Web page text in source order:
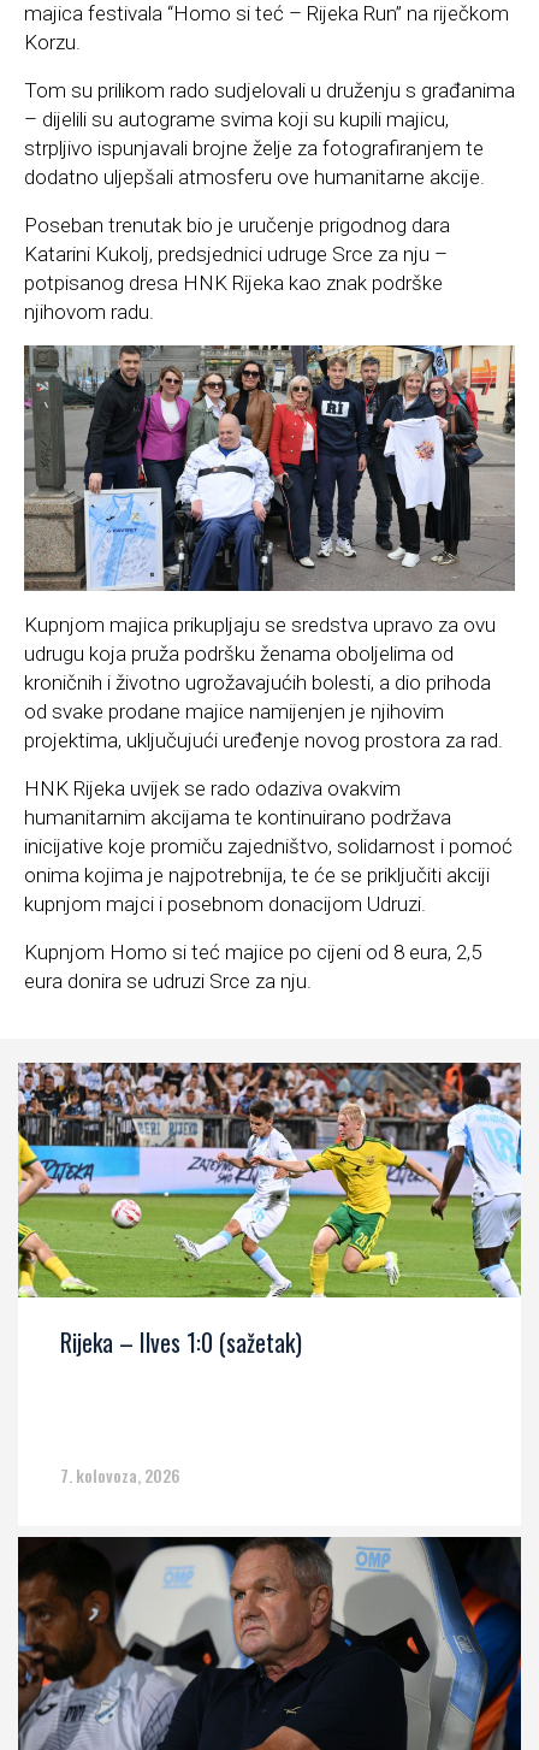
majica festivala “Homo si teć – Rijeka Run” na riječkom
Korzu.
Tom su prilikom rado sudjelovali u druženju s građanima
– dijelili su autograme svima koji su kupili majicu,
strpljivo ispunjavali brojne želje za fotografiranjem te
dodatno uljepšali atmosferu ove humanitarne akcije.
Poseban trenutak bio je uručenje prigodnog dara
Katarini Kukolj, predsjednici udruge Srce za nju –
potpisanog dresa HNK Rijeka kao znak podrške
njihovom radu.
Kupnjom majica prikupljaju se sredstva upravo za ovu
udrugu koja pruža podršku ženama oboljelima od
kroničnih i životno ugrožavajućih bolesti, a dio prihoda
od svake prodane majice namijenjen je njihovim
projektima, uključujući uređenje novog prostora za rad.
HNK Rijeka uvijek se rado odaziva ovakvim
humanitarnim akcijama te kontinuirano podržava
inicijative koje promiču zajedništvo, solidarnost i pomoć
onima kojima je najpotrebnija, te će se priključiti akciji
kupnjom majci i posebnom donacijom Udruzi.
Kupnjom Homo si teć majice po cijeni od 8 eura, 2,5
eura donira se udruzi Srce za nju.
Rijeka – Ilves 1:0 (sažetak)
7. kolovoza, 2026